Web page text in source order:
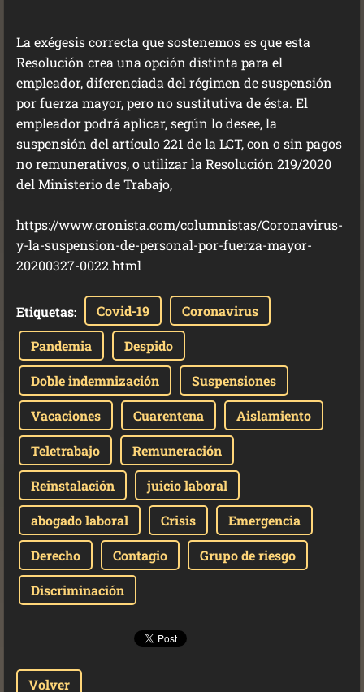
La exégesis correcta que sostenemos es que esta
Resolución crea una opción distinta para el
empleador, diferenciada del régimen de suspensión
por fuerza mayor, pero no sustitutiva de ésta. El
empleador podrá aplicar, según lo desee, la
suspensión del artículo 221 de la LCT, con o sin pagos
no remunerativos, o utilizar la Resolución 219/2020
del Ministerio de Trabajo,
https://www.cronista.com/columnistas/Coronavirus-
y-la-suspension-de-personal-por-fuerza-mayor-
20200327-0022.html
Etiquetas: Covid-19 Coronavirus
Pandemia Despido
Doble indemnización Suspensiones
Vacaciones Cuarentena Aislamiento
Teletrabajo Remuneración
Reinstalación juicio laboral
abogado laboral Crisis Emergencia
Derecho Contagio Grupo de riesgo
Discriminación
Volver